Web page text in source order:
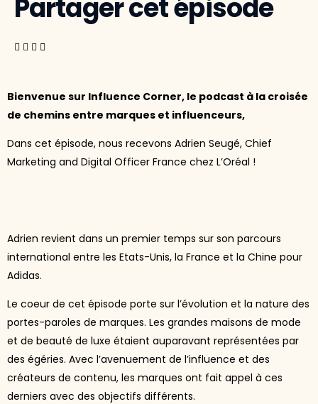
Partager cet épisode
Bienvenue sur Influence Corner, le podcast à la croisée
de chemins entre marques et influenceurs,
Dans cet épisode, nous recevons Adrien Seugé, Chief
Marketing and Digital Officer France chez L’Oréal !
Adrien revient dans un premier temps sur son parcours
international entre les Etats-Unis, la France et la Chine pour
Adidas.
Le coeur de cet épisode porte sur l’évolution et la nature des
portes-paroles de marques. Les grandes maisons de mode
et de beauté de luxe étaient auparavant représentées par
des égéries. Avec l’avenuement de l’influence et des
créateurs de contenu, les marques ont fait appel à ces
derniers avec des objectifs différents.